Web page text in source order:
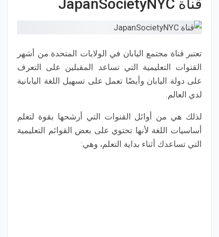
قناة JapanSocietyNYC
تعتبر قناة مجتمع اليابان في الولايات المتحدة من أشهر
القنوات التعليمية التي تساعد المقبلين على التعرف
على دولة اليابان وأيضًا تعمل على تسهيل اللغة اليابانية
لدي العالم.
لذلك هي من أوائل القنوات التي أرشحها بقوة لتعلم
أساسيات اللغة لأنها تحتوي على بعض القوائم التعليمية
التي تساعدك أثناء بداية التعلم، وهي: